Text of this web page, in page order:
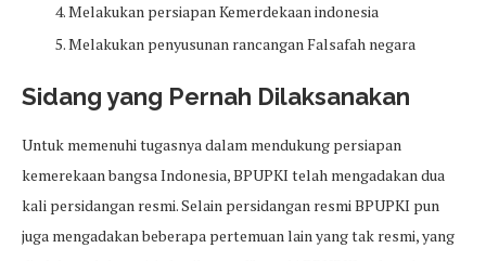
Melakukan persiapan Kemerdekaan indonesia
Melakukan penyusunan rancangan Falsafah negara
Sidang yang Pernah Dilaksanakan
Untuk memenuhi tugasnya dalam mendukung persiapan
kemerekaan bangsa Indonesia, BPUPKI telah mengadakan dua
kali persidangan resmi. Selain persidangan resmi BPUPKI pun
juga mengadakan beberapa pertemuan lain yang tak resmi, yang